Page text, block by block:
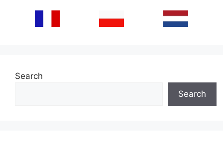
Search
Search